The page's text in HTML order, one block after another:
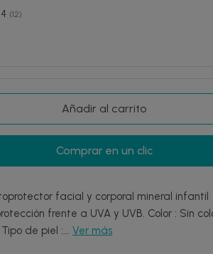
4 (12)
Añadir al carrito
Comprar en un clic
facial y corporal mineral infantil
frente a UVA y UVB. Color : Sin
de piel :...Ver más